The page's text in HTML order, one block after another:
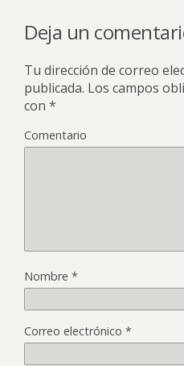
Deja un
Tu dirección de correo
publicada. Los campos
con *
Comentario
Nombre *
Correo electrónico *